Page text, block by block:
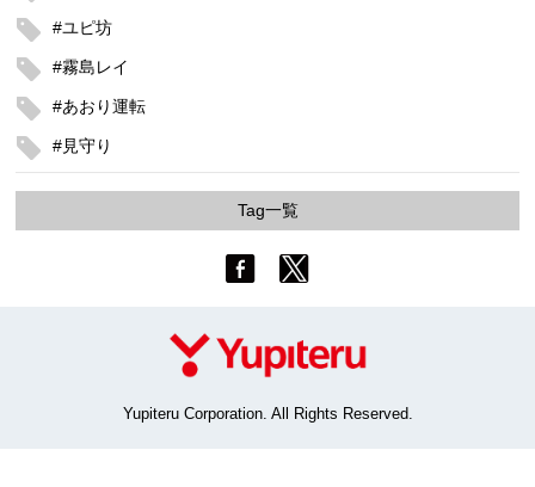
#ユピ坊
#霧島レイ
#あおり運転
#見守り
Tag一覧
Yupiteru Corporation. All Rights Reserved.